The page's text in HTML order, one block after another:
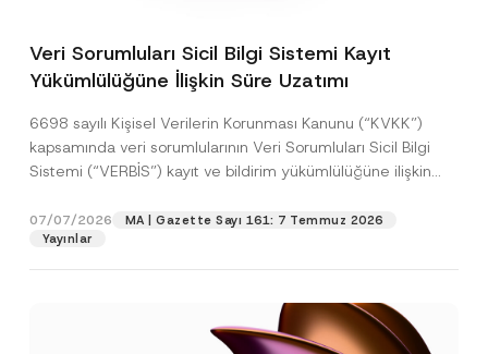
Veri Sorumluları Sicil Bilgi Sistemi Kayıt
Yükümlülüğüne İlişkin Süre Uzatımı
6698 sayılı Kişisel Verilerin Korunması Kanunu (“KVKK”)
kapsamında veri sorumlularının Veri Sorumluları Sicil Bilgi
Sistemi (“VERBİS”) kayıt ve bildirim yükümlülüğüne ilişkin
07/07/2026
MA | Gazette Sayı 161: 7 Temmuz 2026
Yayınlar